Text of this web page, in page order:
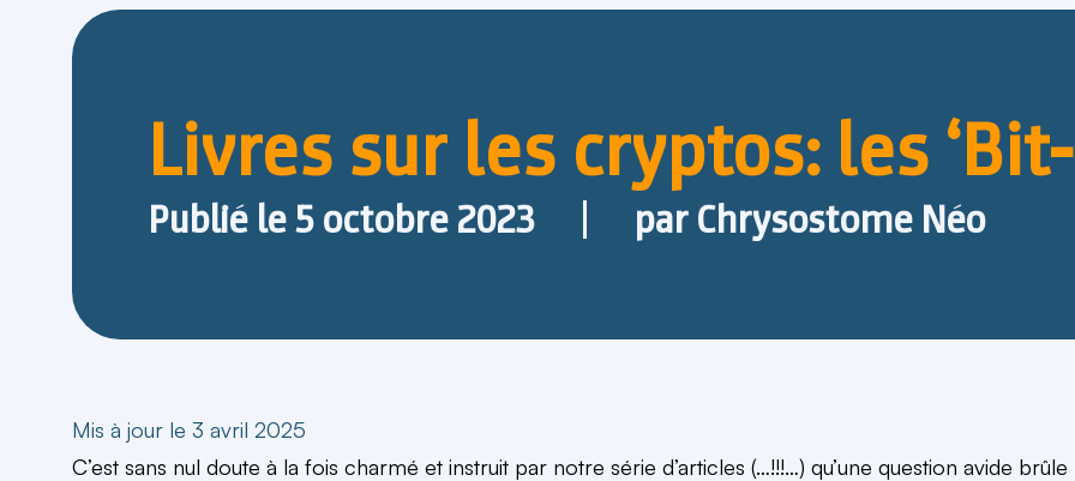
Livres sur les cryptos: les
Publié le5 octobre 2023 parChrysostome Néo
Mis à jour le 3 avril 2025
C’est sans nul doute à la fois charmé et instruit par notre série d’articles (…!!!…) qu’une question avide brûle